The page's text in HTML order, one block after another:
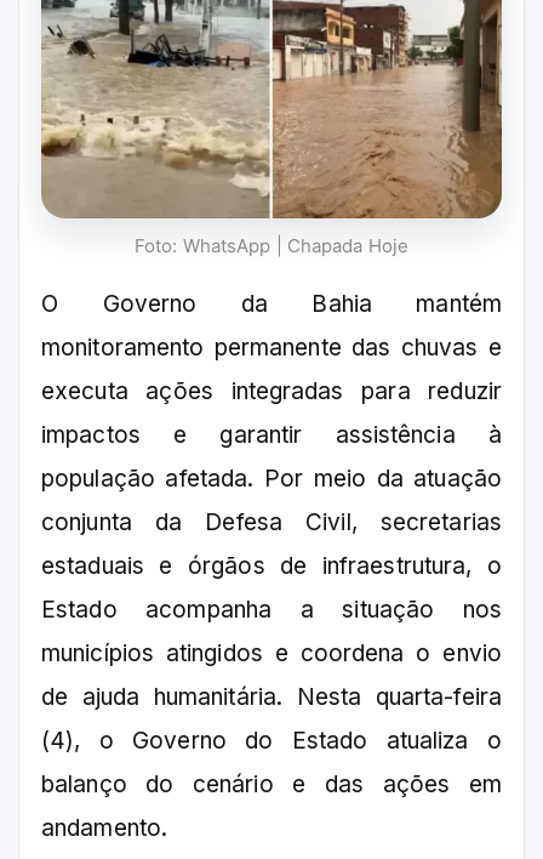
Foto: WhatsApp | Chapada Hoje
O Governo da Bahia mantém
monitoramento permanente das chuvas e
executa ações integradas para reduzir
impactos e garantir assistência à
população afetada. Por meio da atuação
conjunta da Defesa Civil, secretarias
estaduais e órgãos de infraestrutura, o
Estado acompanha a situação nos
municípios atingidos e coordena o envio
de ajuda humanitária. Nesta quarta-feira
(4), o Governo do Estado atualiza o
balanço do cenário e das ações em
andamento.